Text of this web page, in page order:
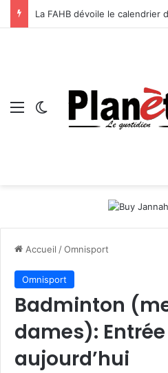
La FAHB dévoile le calendrier
Menu Switch skin
Accueil /Omnisport
Omnisport
Badminton
dames):
aujourd’hui